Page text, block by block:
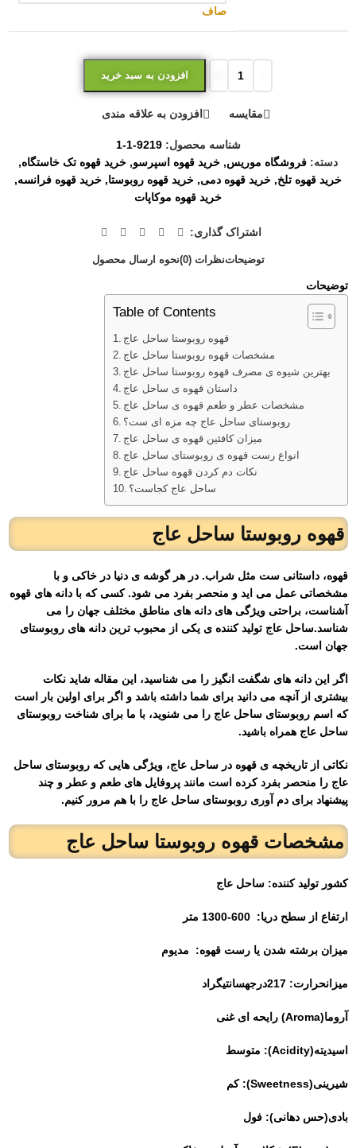
صاف
افزودن به سبد خرید
مقایسه افزودن به علاقه مندی
شناسه محصول:9219-1-1
دسته: فروشگاه موریس, خرید قهوه اسپرسو, خرید قهوه تک خاستگاه,
خرید قهوه تلخ, خرید قهوه دمی, خرید قهوه روبوستا, خرید قهوه فرانسه,
خرید قهوه موکاپات
اشتراک گذاری:
توضیحاتنظرات (0) نحوه ارسال محصول
توضیحات
Table of Contents
قهوه روبوستا ساحل عاج
مشخصات قهوه روبوستا ساحل عاج
بهترین شیوه ی مصرف قهوه روبوستا ساحل عاج
داستان قهوه ی ساحل عاج
مشخصات عطر و طعم قهوه ی ساحل عاج
روبوستای ساحل عاج چه مزه ای ست؟
میزان کافئین قهوه ی ساحل عاج
انواع رست قهوه ی روبوستای ساحل عاج
نکات دم کردن قهوه ساحل عاج
ساحل عاج کجاست؟
قهوه روبوستا ساحل عاج
قهوه، داستانی ست مثل شراب. در هر گوشه ی دنیا در خاکی و با
مشخصاتی عمل می اید و منحصر بفرد می شود. کسی که با دانه های قهوه
آشناست، براحتی ویژگی های دانه های مناطق مختلف جهان را می
شناسد.ساحل عاج تولید کننده ی یکی از محبوب ترین دانه های روبوستای
جهان است.
اگر این دانه های شگفت انگیز را می شناسید، این مقاله شاید نکات
بیشتری از آنچه می دانید برای شما داشته باشد و اگر برای اولین بار است
که اسم روبوستای ساحل عاج را می شنوید، با ما برای شناخت روبوستای
ساحل عاج همراه باشید.
نکاتی از تاریخچه ی قهوه در ساحل عاج، ویژگی هایی که روبوستای ساحل
عاج را منحصر بفرد کرده است مانند پروفایل های طعم و عطر و چند
پیشنهاد برای دم آوری روبوستای ساحل عاج را با هم مرور کنیم.
مشخصات قهوه روبوستا ساحل عاج
کشور تولید کننده: ساحل عاج
ارتفاع از سطح دریا: 600-1300 متر
میزان برشته شدن یا رست قهوه: مدیوم
میزانحرارت: 217درجهسانتیگراد
آروما(Aroma) رایحه ای غنی
اسیدیته(Acidity): متوسط
شیرینی(Sweetness): کم
بادی(حس دهانی): فول